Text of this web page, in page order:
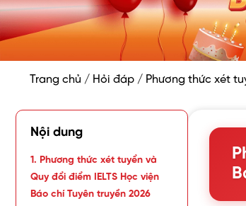
Trang chủ / Hỏi đáp / Phương thức xét
Nội dung
1. Phương thức xét tuyển và
Quy đổi điểm IELTS Học viện
Báo chí Tuyên truyền 2026